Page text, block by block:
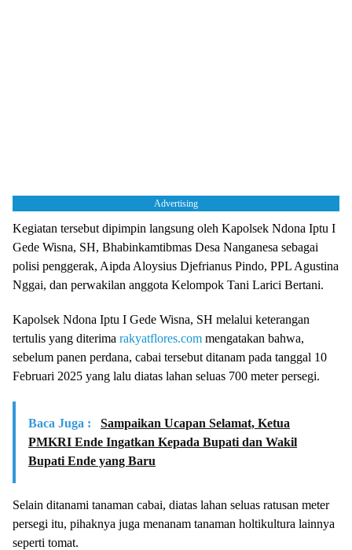
Advertising
Kegiatan tersebut dipimpin langsung oleh Kapolsek Ndona Iptu I
Gede Wisna, SH, Bhabinkamtibmas Desa Nanganesa sebagai
polisi penggerak, Aipda Aloysius Djefrianus Pindo, PPL Agustina
Nggai, dan perwakilan anggota Kelompok Tani Larici Bertani.
Kapolsek Ndona Iptu I Gede Wisna, SH melalui keterangan
tertulis yang diterima rakyatflores.com mengatakan bahwa,
sebelum panen perdana, cabai tersebut ditanam pada tanggal 10
Februari 2025 yang lalu diatas lahan seluas 700 meter persegi.
Baca Juga :
Sampaikan Ucapan Selamat, Ketua
PMKRI Ende Ingatkan Kepada Bupati dan Wakil
Bupati Ende yang Baru
Selain ditanami tanaman cabai, diatas lahan seluas ratusan meter
persegi itu, pihaknya juga menanam tanaman holtikultura lainnya
seperti tomat.